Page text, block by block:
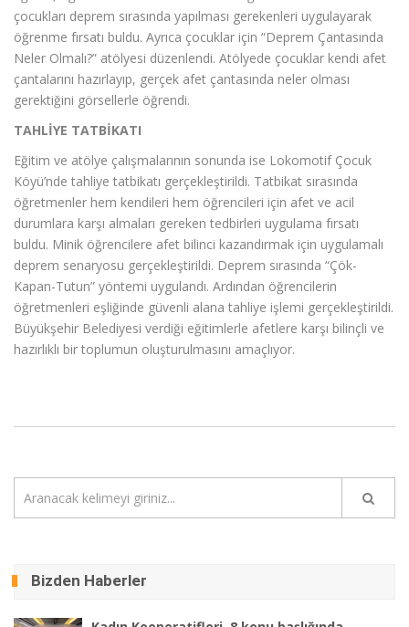
çocukları deprem sırasında yapılması gerekenleri uygulayarak
öğrenme fırsatı buldu. Ayrıca çocuklar için “Deprem Çantasında
Neler Olmalı?” atölyesi düzenlendi. Atölyede çocuklar kendi afet
çantalarını hazırlayıp, gerçek afet çantasında neler olması
gerektiğini görsellerle öğrendi.
TAHLİYE TATBİKATI
Eğitim ve atölye çalışmalarının sonunda ise Lokomotif Çocuk
Köyü’nde tahliye tatbikatı gerçekleştirildi. Tatbikat sırasında
öğretmenler hem kendileri hem öğrencileri için afet ve acil
durumlara karşı almaları gereken tedbirleri uygulama fırsatı
buldu. Minik öğrencilere afet bilinci kazandırmak için uygulamalı
deprem senaryosu gerçekleştirildi. Deprem sırasında “Çök-
Kapan-Tutun” yöntemi uygulandı. Ardından öğrencilerin
öğretmenleri eşliğinde güvenli alana tahliye işlemi gerçekleştirildi.
Büyükşehir Belediyesi verdiği eğitimlerle afetlere karşı bilinçli ve
hazırlıklı bir toplumun oluşturulmasını amaçlıyor.
Bizden Haberler